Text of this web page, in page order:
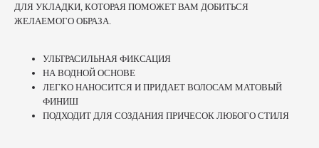
ДЛЯ УКЛАДКИ, КОТОРАЯ ПОМОЖЕТ ВАМ ДОБИТЬСЯ
ЖЕЛАЕМОГО ОБРАЗА.
УЛЬТРАСИЛЬНАЯ ФИКСАЦИЯ
НА ВОДНОЙ ОСНОВЕ
ЛЕГКО НАНОСИТСЯ И ПРИДАЕТ ВОЛОСАМ МАТОВЫЙ
ФИНИШ
ПОДХОДИТ ДЛЯ СОЗДАНИЯ ПРИЧЕСОК ЛЮБОГО СТИЛЯ